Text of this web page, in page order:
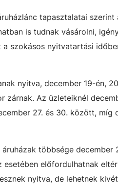
tapasztalatai szerint
is tudnak vásárolni,
szokásos nyitvatartási
nyitva, december 19-én,
zárnak. Az üzleteiknél
27. és 30. között, míg
áruházak többsége december
előfordulhatnak
nyitva, de lehetnek